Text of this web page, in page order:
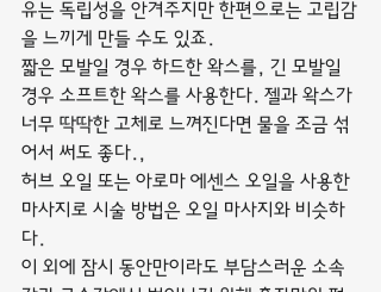
유는 독립성을 안겨주지만 한편으로는 고립감
을 느끼게 만들 수도 있죠.
짧은 모발일 경우 하드한 왁스를, 긴 모발일
경우 소프트한 왁스를 사용한다. 젤과 왁스가
너무 딱딱한 고체로 느껴진다면 물을 조금 섞
어서 써도 좋다.,
허브 오일 또는 아로마 에센스 오일을 사용한
마사지로 시술 방법은 오일 마사지와 비슷하
다.
이 외에 잠시 동안만이라도 부담스러운 소속